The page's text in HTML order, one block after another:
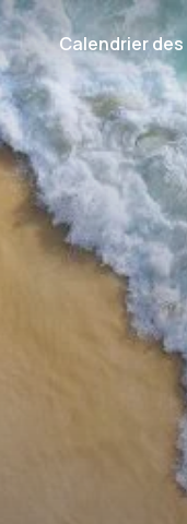
Calendrier